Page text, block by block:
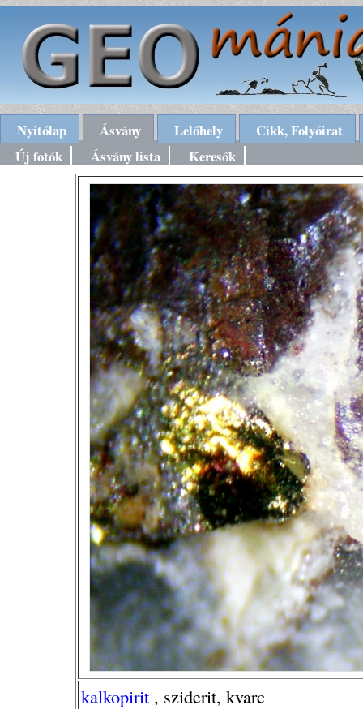
Nyitólap Ásvány Lelőhely
Cikk, Folyóirat
Új fotók
Ásvány lista Keresők
kalkopirit , sziderit, kvarc